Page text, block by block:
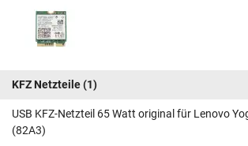
KFZ Netzteile(1)
USB KFZ-Netzteil 65 Watt original für Lenovo
(82A3)